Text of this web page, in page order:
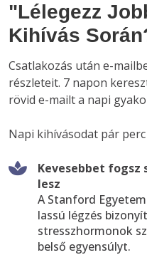
"Lélegezz
Kihívás
Csatlakozás után e-
részleteit. 7 napon
rövid e-mailt a napi
Napi kihívásodat pár
Kevesebbet fogsz
lesz
A Stanford
lassú légzés
stresszhormonok
belső egyensúlyt.